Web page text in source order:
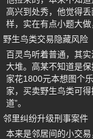
高兴到处秀，他觉得
样，实在有点小题大做
野生鸟类交易隐藏风险
百灵鸟听着普通，其
大堆。高某不知道是
家花1800元本想图个
家，买卖野生鸟类可
道”。
邻里纠纷升级刑事案件
本来是邻居间的小交